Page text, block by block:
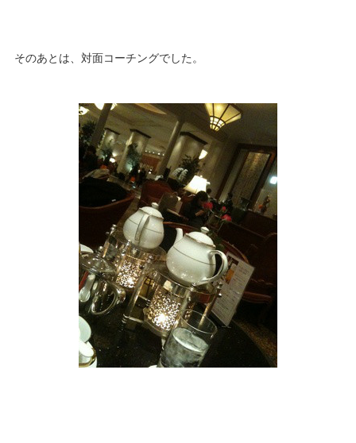
そのあとは、対面コーチングでした。